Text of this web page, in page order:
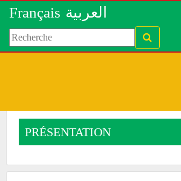
Français العربية
PRÉSENTATION